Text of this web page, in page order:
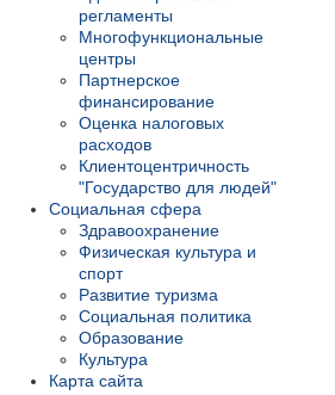
регламенты
Многофункциональные
центры
Партнерское
финансирование
Оценка налоговых
расходов
Клиентоцентричность
"Государство для людей"
Социальная сфера
Здравоохранение
Физическая культура и
спорт
Развитие туризма
Социальная политика
Образование
Культура
Карта сайта